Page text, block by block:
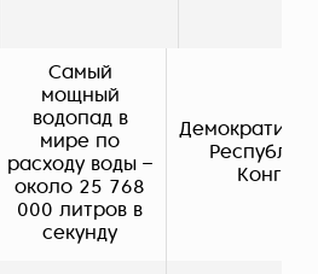
Самый
мощный
водопад в
мире по
расходу воды –
около 25 768
000 литров в
секунду
Конго